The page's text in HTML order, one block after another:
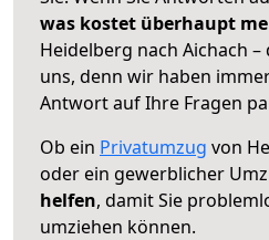
was kostet überhaupt
Heidelberg nach Aichach –
uns, denn wir haben
Antwort auf Ihre Fragen
Ob ein Privatumzug von
oder ein gewerblicher
helfen, damit Sie
umziehen können.